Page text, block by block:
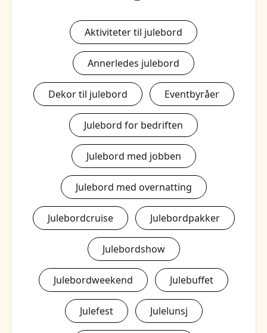
Aktiviteter til julebord
Annerledes julebord
Dekor til julebord Eventbyråer
Julebord for bedriften
Julebord med jobben
Julebord med overnatting
Julebordcruise Julebordpakker
Julebordshow
Julebordweekend Julebuffet
Julefest Julelunsj